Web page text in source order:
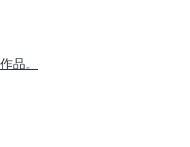
品。